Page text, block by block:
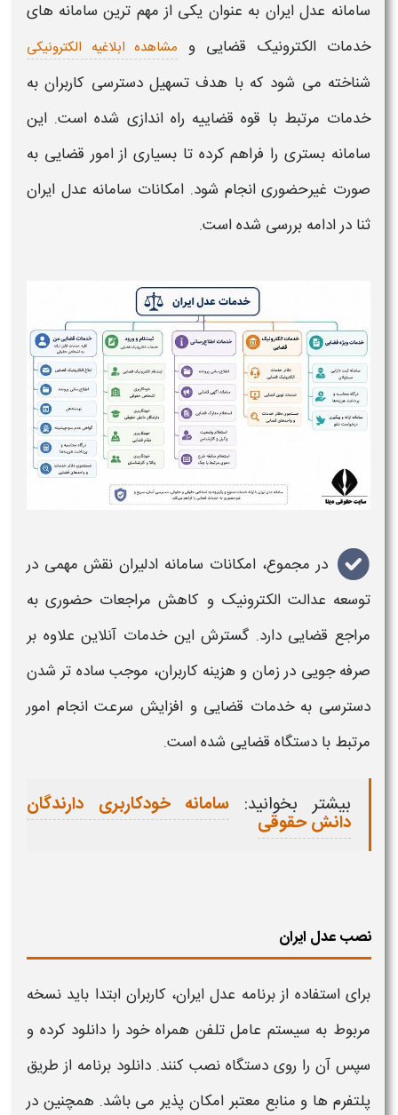
سامانه عدل ایران به عنوان یکی از مهم ترین سامانه های
خدمات الکترونیک قضایی و مشاهدە ابلاغیه الکترونیکی
شناخته می شود که با هدف تسهیل دسترسی کاربران به
خدمات مرتبط با قوه قضاییه راه اندازی شده است. این
سامانه بستری را فراهم کرده تا بسیاری از امور قضایی به
صورت غیرحضوری انجام شود. امکانات سامانه عدل ایران
ثنا در ادامه بررسی شده است.
در مجموع، امکانات سامانه ادلیران نقش مهمی در
توسعه عدالت الکترونیک و کاهش مراجعات حضوری به
مراجع قضایی دارد. گسترش این خدمات آنلاین علاوه بر
صرفه جویی در زمان و هزینه کاربران، موجب ساده تر شدن
دسترسی به خدمات قضایی و افزایش سرعت انجام امور
مرتبط با دستگاه قضایی شده است.
بیشتر بخوانید: سامانه خودکاربری دارندگان
دانش حقوقی
نصب عدل ایران
برای استفاده از برنامه عدل ایران، کاربران ابتدا باید نسخه
مربوط به سیستم عامل تلفن همراه خود را دانلود کرده و
سپس آن را روی دستگاه نصب کنند. دانلود برنامه از طریق
پلتفرم ها و منابع معتبر امکان پذیر می باشد. همچنین در